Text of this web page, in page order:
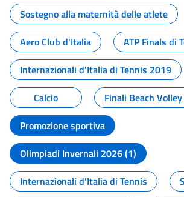
Sostegno alla maternità delle atlete
Aero Club d'Italia
ATP Finals di
Internazionali d'Italia di Tennis 2019
Calcio
Finali Beach Volley
Promozione sportiva
Olimpiadi Invernali 2026 (1)
Internazionali d'Italia di Tennis